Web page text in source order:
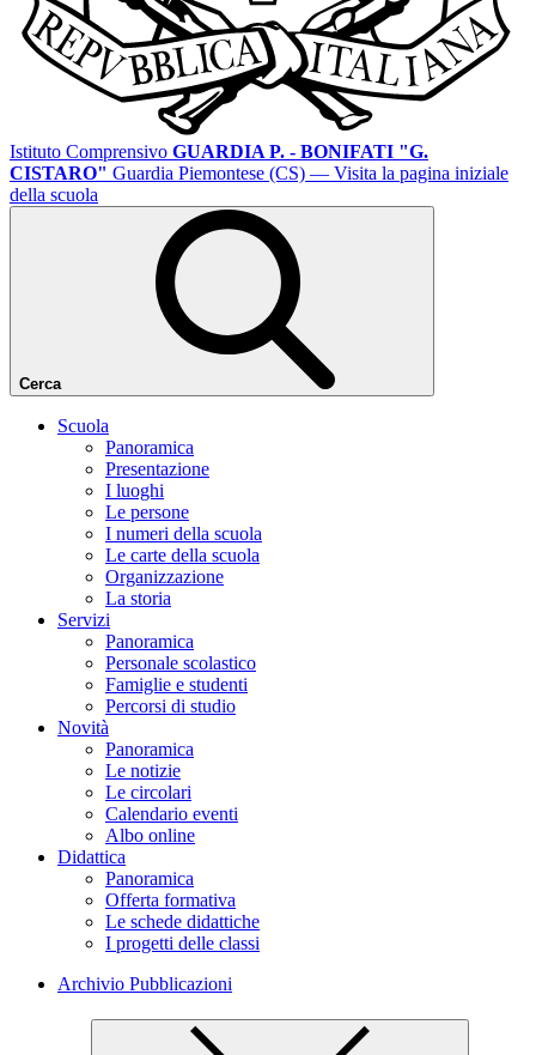
Istituto Comprensivo GUARDIA P. - BONIFATI "G.
CISTARO" Guardia Piemontese (CS) — Visita la pagina iniziale
della scuola
Cerca
Scuola
Panoramica
Presentazione
I luoghi
Le persone
I numeri della scuola
Le carte della scuola
Organizzazione
La storia
Servizi
Panoramica
Personale scolastico
Famiglie e studenti
Percorsi di studio
Novità
Panoramica
Le notizie
Le circolari
Calendario eventi
Albo online
Didattica
Panoramica
Offerta formativa
Le schede didattiche
I progetti delle classi
Archivio Pubblicazioni